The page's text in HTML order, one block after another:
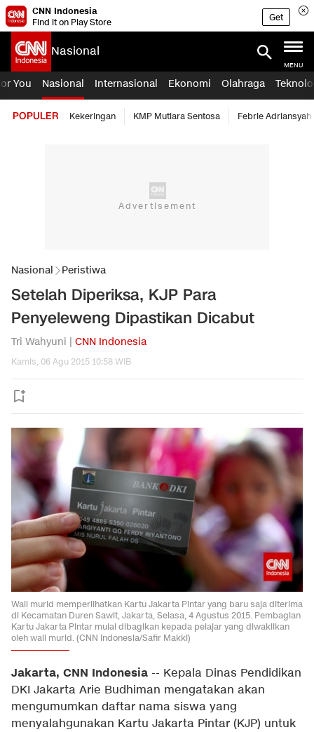
CNN Indonesia
Find it on Play Store
Get
Nasional
MENU
You Nasional Internasional Ekonomi Olahraga
POPULER Kekeringan KMP Mutiara Sentosa Febrie Adriansyah
Nasional Peristiwa
Setelah Diperiksa, KJP Para
Penyeleweng Dipastikan Dicabut
Tri Wahyuni | CNN Indonesia
Kamis, 06 Agu 2015 10:58 WIB
Wali murid memperlihatkan Kartu Jakarta Pintar yang baru saja diterima
di Kecamatan Duren Sawit, Jakarta, Selasa, 4 Agustus 2015. Pembagian
Kartu Jakarta Pintar mulai dibagikan kepada pelajar yang diwakilkan
oleh wali murid. (CNN Indonesia/Safir Makki)
Jakarta, CNN Indonesia -- Kepala Dinas Pendidikan
DKI Jakarta Arie Budhiman mengatakan akan
mengumumkan daftar nama siswa yang
menyalahgunakan Kartu Jakarta Pintar (KJP) untuk